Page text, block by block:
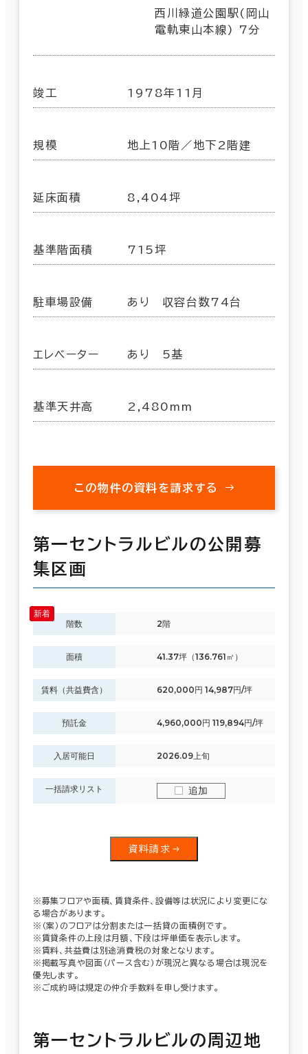
西川緑道公園駅(岡山
電軌東山本線) 7分
竣工 1978年11月
規模 地上10階／地下2階建
延床面積 8,404坪
基準階面積 715坪
駐車場設備 あり 収容台数74台
エレベーター あり 5基
基準天井高 2,480mm
この物件の資料を請求する
第一セントラルビルの公開募
集区画
階数 2階
面積 41.37坪（136.761㎡）
賃料（共益費含） 620,000円 14,987円/坪
預託金 4,960,000円 119,894円/坪
入居可能日 2026.09上旬
一括請求リスト 追加
資料請求
※募集フロアや面積、賃貸条件、設備等は状況により変更にな
る場合があります。
※（案）のフロアは分割または一括貸の面積例です。
※賃貸条件の上段は月額、下段は坪単価を表示します。
※賃料、共益費は別途消費税の対象となります。
※掲載写真や図面（パース含む）が現況と異なる場合は現況を
優先します。
※ご成約時は規定の仲介手数料を申し受けます。
第一セントラルビルの周辺地